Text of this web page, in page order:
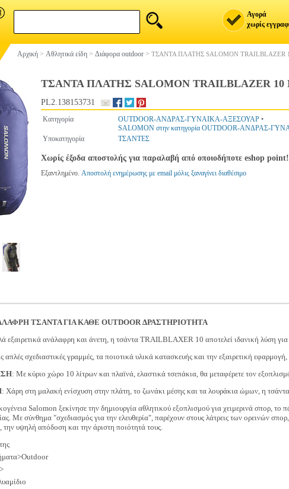
Αγορά
χωρίς
Αρχική > Αθλητικά είδη > Διάφορα outdoor > ΤΣΑΝΤΑ ΠΛΑΤΗΣ SALOMON TRAILBLAZER
ΤΣΑΝΤΑ ΠΛΑΤΗΣ SALOMON TRAILBLAZER
PL2.138153731
Κατηγορία OUTDOOR-ΑΝΔΡΑΣ-ΓΥΝΑΙΚΑ-ΑΞΕΣΟΥΑΡ •
SALOMON στην κατηγορία OUTDOOR-ΑΝΔΡΑΣ-
Υποκατηγορία
ΤΣΑΝΤΕΣ
Χωρίς έξοδα αποστολής για παραλαβή από οποιοδήποτε eshop point!
Εξαντλημένο. Αποστολή ενημέρωσης με email μόλις ξαναγίνει διαθέσιμο
ΤΣΑΝΤΑ ΓΙΑ ΚΑΘΕ OUTDOOR ΔΡΑΣΤΗΡΙΟΤΗΤΑ
εξαιρετικά ανάλαφρη και άνετη, η τσάντα TRAILBLAXER 10 αποτελεί ιδανική λύση για
απλές σχεδιαστικές γραμμές, τα ποιοτικά υλικά κατασκευής και την εξαιρετική
: Με κύριο χώρο 10 λίτρων και πλαϊνά, ελαστικά τσεπάκια, θα μεταφέρετε τον
: Χάρη στη μαλακή ενίσχυση στην πλάτη, το ζωνάκι μέσης και τα λουράκια ώμων, η
Salomon ξεκίνησε την δημιουργία αθλητικού εξοπλισμού για χειμερινά σπορ,
Με σύνθημα "σχεδιασμός για την ελευθερία", παρέχουν στους λάτρεις των ορεινών
την υψηλή απόδοση και την άριστη ποιότητά τους.